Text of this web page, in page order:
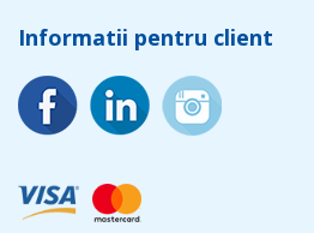
Informatii pentru client